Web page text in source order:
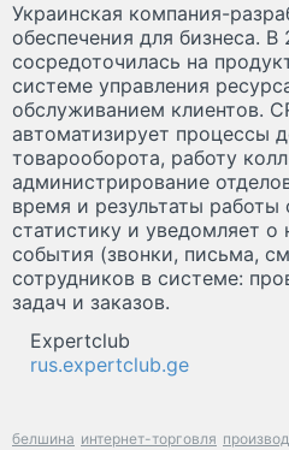
Украинская компания-
обеспечения для бизнеса. В
сосредоточилась на
системе управления
обслуживанием клиентов.
автоматизирует процессы
товарооборота, работу
администрирование
время и результаты работы
статистику и уведомляет о
события (звонки, письма,
сотрудников в системе:
задач и заказов.
Expertclub
rus.expertclub.ge
белшина интернет-торговля